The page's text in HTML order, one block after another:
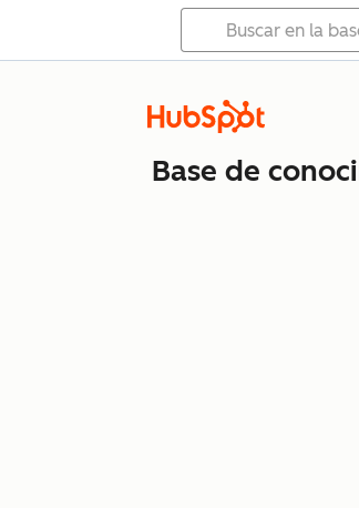
Base de